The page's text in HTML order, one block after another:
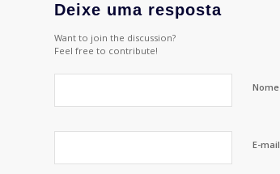
Deixe uma resposta
Want to join the discussion?
Feel free to contribute!
Nome
E-mail